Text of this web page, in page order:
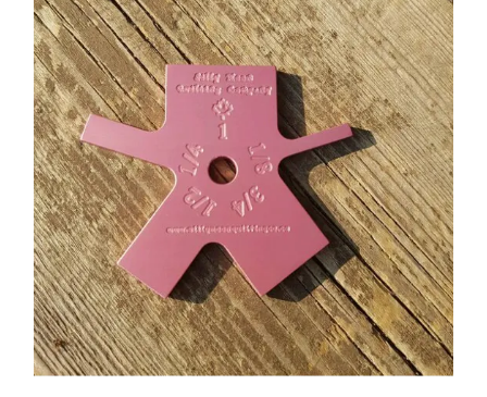
Naaigerief
Fournituren
Patronen
Breien & Haken
Hobby
Workshops